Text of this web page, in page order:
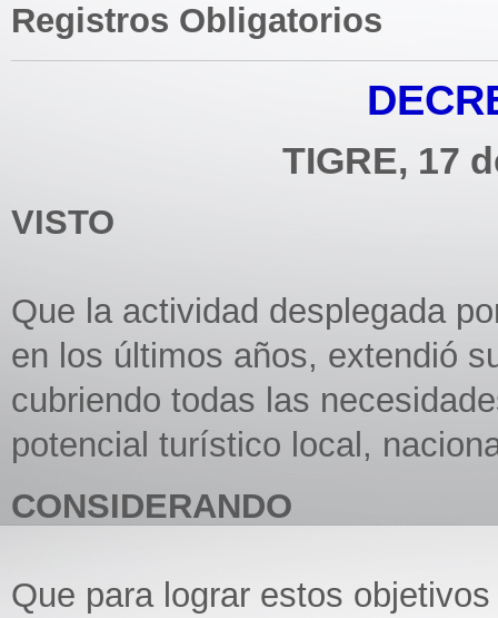
Registros Obligatorios
TIGRE, 17
VISTO
Que la actividad desplegada
en los últimos años, extendió
cubriendo todas las
potencial turístico local,
CONSIDERANDO
Que para lograr estos